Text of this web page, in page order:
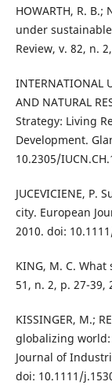
HOWARTH, R.
under
Review, v. 82, n.
INTERNATIONAL
AND NATURAL
Strategy: Living
Development.
10.2305/
JUCEVICIENE,
city. European
2010. doi:
KING, M. C.
51, n. 2, p. 27-39,
KISSINGER, M.;
globalizing
Journal of
doi: 10.1111/